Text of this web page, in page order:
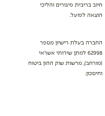
חיוב בריבית פיגורים והליכי
הוצאה לפועל.
החברה בעלת רישיון מספר
62998 למתן שירותי אשראי
(מורחב), מרשות שוק ההון ביטוח
וחיסכון.